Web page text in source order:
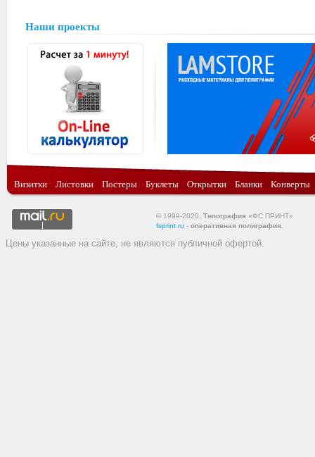
Наши проекты
Визитки Листовки Постеры Буклеты Открытки Бланки Конверты
© 1999-2020, Типография «ФС ПРИНТ»
fsprint.ru - оперативная полиграфия
Цены указанные на сайте, не являются публичной офертой.